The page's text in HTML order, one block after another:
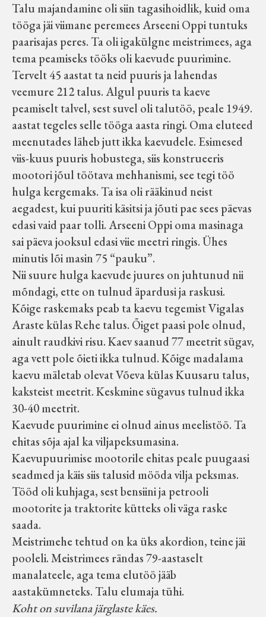
Talu majandamine oli siin tagasihoidlik, kuid oma
tööga jäi viimane peremees Arseeni Oppi tuntuks
paarisajas peres. Ta oli igakülgne meistrimees, aga
tema peamiseks tööks oli kaevude puurimine.
Tervelt 45 aastat ta neid puuris ja lahendas
veemure 212 talus. Algul puuris ta kaeve
peamiselt talvel, sest suvel oli talutöö, peale 1949.
aastat tegeles selle tööga aasta ringi. Oma eluteed
meenutades läheb jutt ikka kaevudele. Esimesed
viis-kuus puuris hobustega, siis konstrueeris
mootori jõul töötava mehhanismi, see tegi töö
hulga kergemaks. Ta isa oli rääkinud neist
aegadest, kui puuriti käsitsi ja jõuti pae sees päevas
edasi vaid paar tolli. Arseeni Oppi oma masinaga
sai päeva jooksul edasi viie meetri ringis. Ühes
minutis lõi masin 75 “pauku”.
Nii suure hulga kaevude juures on juhtunud nii
mõndagi, ette on tulnud äpardusi ja raskusi.
Kõige raskemaks peab ta kaevu tegemist Vigalas
Araste külas Rehe talus. Õiget paasi pole olnud,
ainult raudkivi risu. Kaev saanud 77 meetrit sügav,
aga vett pole õieti ikka tulnud. Kõige madalama
kaevu mäletab olevat Võeva külas Kuusaru talus,
kaksteist meetrit. Keskmine sügavus tulnud ikka
30-40 meetrit.
Kaevude puurimine ei olnud ainus meelistöö. Ta
ehitas sõja ajal ka viljapeksumasina.
Kaevupuurimise mootorile ehitas peale puugaasi
seadmed ja käis siis talusid mööda vilja peksmas.
Tööd oli kuhjaga, sest bensiini ja petrooli
mootorite ja traktorite kütteks oli väga raske
saada.
Meistrimehe tehtud on ka üks akordion, teine jäi
pooleli. Meistrimees rändas 79-aastaselt
manalateele, aga tema elutöö jääb
aastakümneteks. Talu elumaja tühi.
Koht on suvilana järglaste käes.